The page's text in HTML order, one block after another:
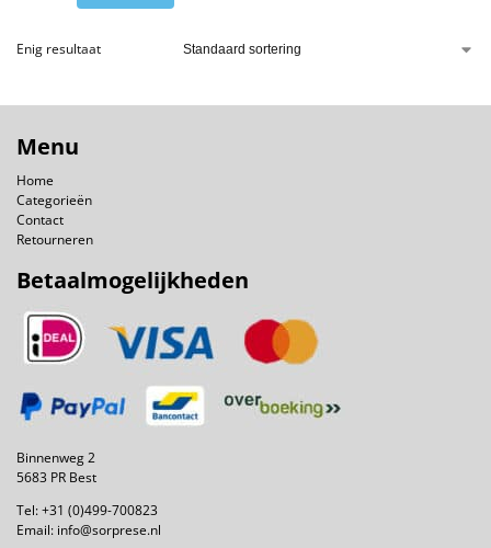
Enig resultaat
Menu
Home
Categorieën
Contact
Retourneren
Betaalmogelijkheden
Binnenweg 2
5683 PR Best
Tel:+31 (0)499-700823
Email: info@sorprese.nl